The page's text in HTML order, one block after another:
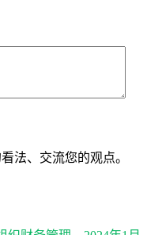
法、交流您的观点。